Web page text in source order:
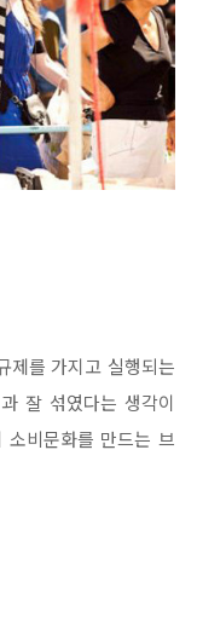
를 가지고 실행되는
잘 섞였다는 생각이
소비문화를 만드는 브